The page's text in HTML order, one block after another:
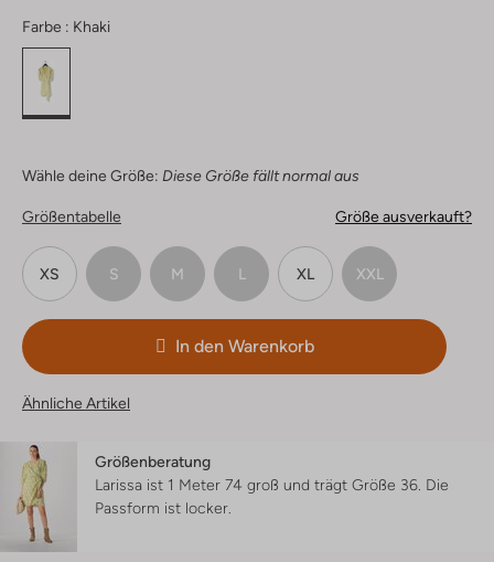
Farbe : Khaki
Wähle deine Größe: Diese Größe fällt normal aus
Größentabelle Größe ausverkauft?
XS S M L XL XXL
In den Warenkorb
Ähnliche Artikel
Größenberatung
Larissa ist 1 Meter 74 groß und trägt Größe 36. Die
Passform ist locker